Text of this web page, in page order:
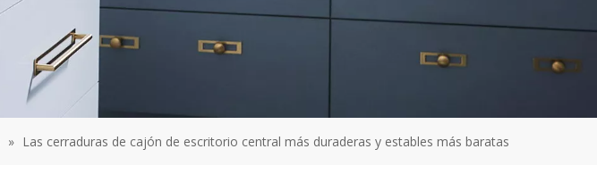
» Las cerraduras de cajón de escritorio central más duraderas y estables más baratas